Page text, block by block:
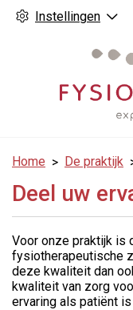
Instellingen
Home De praktijk
Deel uw
Voor onze praktijk is
fysiotherapeutische
deze kwaliteit dan
kwaliteit van zorg
ervaring als patiënt